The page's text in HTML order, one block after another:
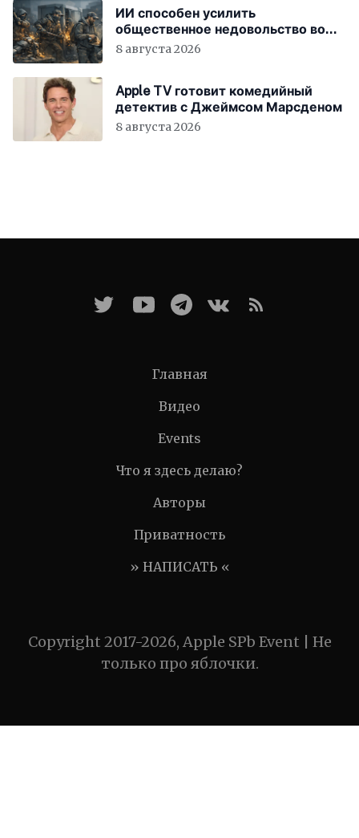
ИИ способен усилить
общественное недовольство во
всём мире
8 августа 2026
Apple TV готовит комедийный
детектив с Джеймсом Марсденом
8 августа 2026
Главная
Видео
Events
Что я здесь делаю?
Авторы
Приватность
» НАПИСАТЬ «
Copyright 2017-2026, Apple SPb Event | Не
только про яблочки.